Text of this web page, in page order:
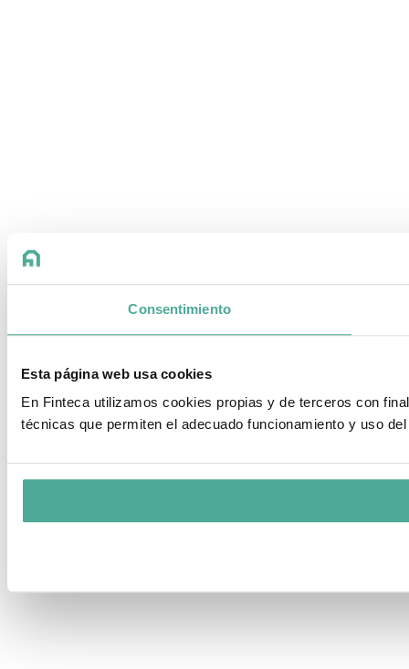
Consentimiento
Esta página web usa cookies
En Finteca utilizamos cookies propias y de terceros con
técnicas que permiten el adecuado funcionamiento y uso